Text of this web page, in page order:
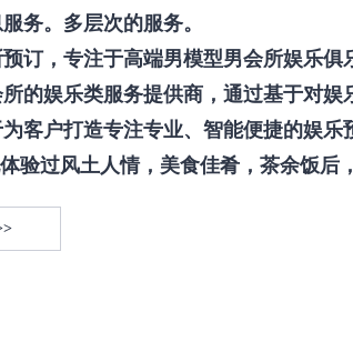
务。多层次的服务。
订，专注于高端男模型男会所娱乐俱
的娱乐类服务提供商，通过基于对娱
客户打造专注专业、智能便捷的娱乐
验过风土人情，美食佳肴，茶余饭后